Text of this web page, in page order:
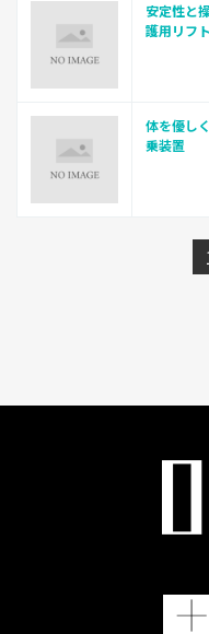
安定性と
護用リフ
体を優し
乗装置